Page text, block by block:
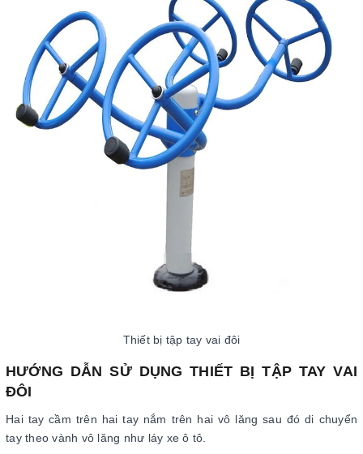
Thiết bị tập tay vai đôi
HƯỚNG DẪN SỬ DỤNG THIẾT BỊ TẬP TAY VAI
ĐÔI
Hai tay cầm trên hai tay nắm trên hai vô lăng sau đó di chuyển
tay theo vành vô lăng như láy xe ô tô.